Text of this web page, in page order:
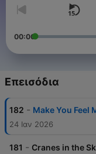
00:00
Επεισόδια
182 - Make You Feel
24 Ιαν 2026
181 - Cranes in the